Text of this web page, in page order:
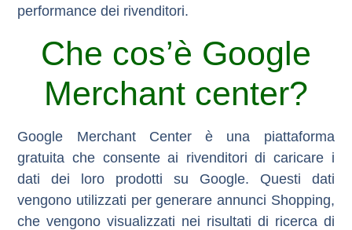
performance dei rivenditori.
Che cos’è Google
Merchant center?
Google Merchant Center è una piattaforma
gratuita che consente ai rivenditori di caricare i
dati dei loro prodotti su Google. Questi dati
vengono utilizzati per generare annunci Shopping,
che vengono visualizzati nei risultati di ricerca di